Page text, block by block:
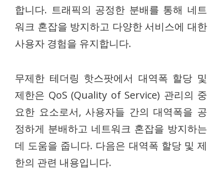
합니다. 트래픽의 공정한 분배를 통해 네트
워크 혼잡을 방지하고 다양한 서비스에 대한
사용자 경험을 유지합니다.
무제한 테더링 핫스팟에서 대역폭 할당 및
제한은 QoS (Quality of Service) 관리의 중
요한 요소로서, 사용자들 간의 대역폭을 공
정하게 분배하고 네트워크 혼잡을 방지하는
데 도움을 줍니다. 다음은 대역폭 할당 및 제
한의 관련 내용입니다.